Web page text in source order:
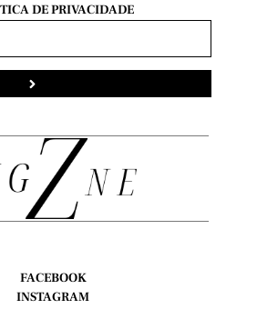
FACEBOOK
INSTAGRAM
DE PRIVACIDADE